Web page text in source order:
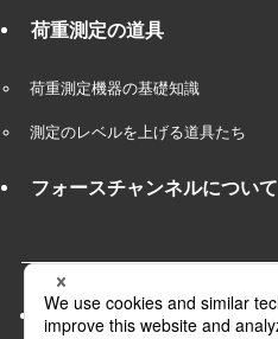
荷重測定の道具
荷重測定機器の基礎知識
測定のレベルを上げる道具たち
フォースチャンネルについて
会社概要